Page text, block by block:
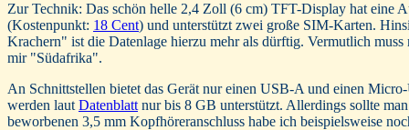
Zur Technik: Das schön helle 2,4 Zoll (6 cm) TFT-Display hat
(Kostenpunkt: 18 Cent) und unterstützt zwei große SIM-Karten.
Krachern" ist die Datenlage hierzu mehr als dürftig. Vermutlich
mir "Südafrika".
An Schnittstellen bietet das Gerät nur einen USB-A und einen
werden laut Datenblatt nur bis 8 GB unterstützt. Allerdings sollte
beworbenen 3,5 mm Kopfhöreranschluss habe ich beispielsweise